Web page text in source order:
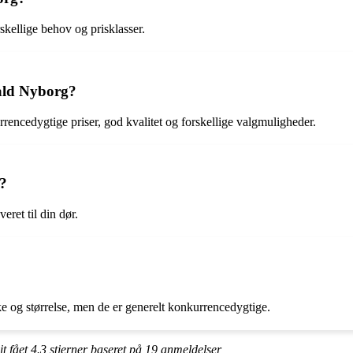
behov og prisklasser.
Nyborg?
priser, god kvalitet og forskellige valgmuligheder.
til din dør.
størrelse, men de er generelt konkurrencedygtige.
fået4.3 stjerner baseret på 19 anmeldelser